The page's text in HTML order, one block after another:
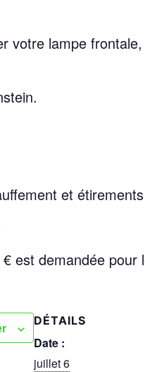
votre lampe
et
est demandée
DÉTAILS
Date :
juillet 6